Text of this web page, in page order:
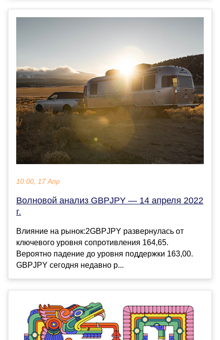
10:00, 17 Апр
Волновой анализ GBPJPY — 14 апреля 2022
г.
Влияние на рынок:2GBPJPY развернулась от
ключевого уровня сопротивления 164,65.
Вероятно падение до уровня поддержки 163,00.
GBPJPY сегодня недавно р...